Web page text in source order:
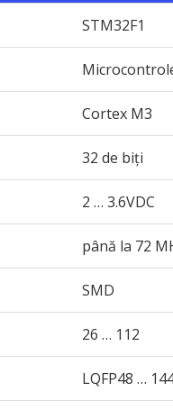
STM32F1
Cortex M3
32 de biți
2 … 3.6VDC
până la 72
SMD
26 … 112
LQFP48 …